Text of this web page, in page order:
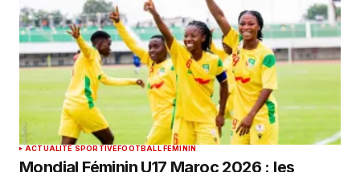
ACTUALITÉ SPORTIVEFOOTBALL FEMININ
Mondial Féminin U17 Maroc 2026 : les